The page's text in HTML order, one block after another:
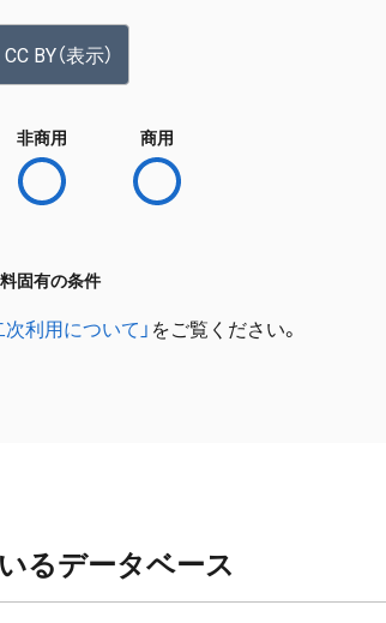
CC BY（表示）
非商用 商用
固有の条件
利用について」 をご覧ください。
るデータベース